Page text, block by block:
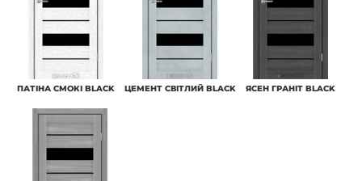
ПАТІНА СМОКІ BLACK ЦЕМЕНТ СВІТЛИЙ BLACK ЯСЕН ГРАНІТ BLACK